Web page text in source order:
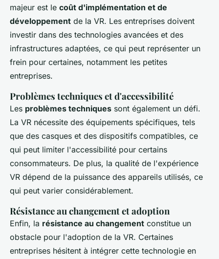
majeur est le coût d'implémentation et de
développement de la VR. Les entreprises doivent
investir dans des technologies avancées et des
infrastructures adaptées, ce qui peut représenter un
frein pour certaines, notamment les petites
entreprises.
Problèmes techniques et d'accessibilité
Les problèmes techniques sont également un défi.
La VR nécessite des équipements spécifiques, tels
que des casques et des dispositifs compatibles, ce
qui peut limiter l'accessibilité pour certains
consommateurs. De plus, la qualité de l'expérience
VR dépend de la puissance des appareils utilisés, ce
qui peut varier considérablement.
Résistance au changement et adoption
Enfin, la résistance au changement constitue un
obstacle pour l'adoption de la VR. Certaines
entreprises hésitent à intégrer cette technologie en